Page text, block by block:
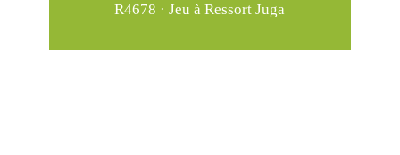
R4678 · Jeu à Ressort Juga